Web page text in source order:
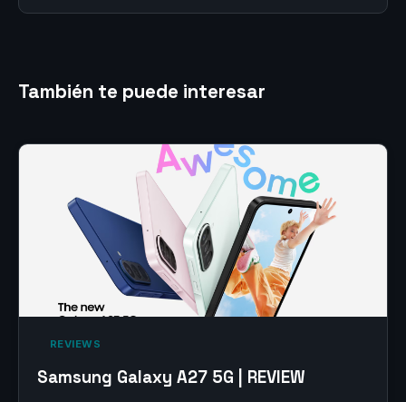
También te puede interesar
‎ REVIEWS‎
Samsung Galaxy A27 5G | REVIEW